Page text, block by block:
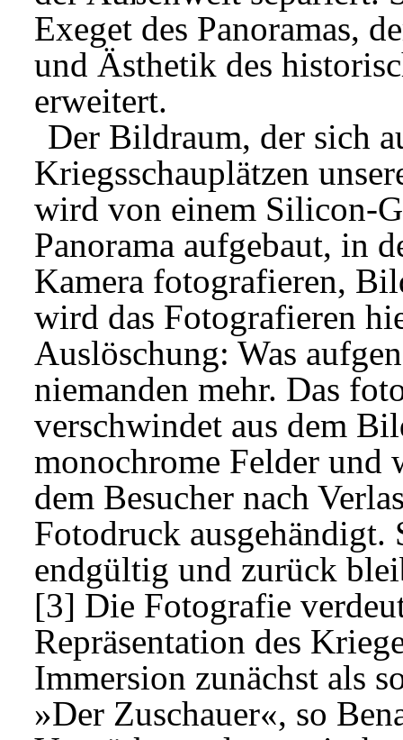
Exeget des Panoramas,
und Ästhetik des
erweitert.
Der Bildraum, der sich
Kriegsschauplätzen
wird von einem Silicon-
Panorama aufgebaut, in
Kamera fotografieren,
wird das Fotografieren
Auslöschung: Was
niemanden mehr. Das
verschwindet aus dem
monochrome Felder und
dem Besucher nach
Fotodruck
endgültig und zurück
[3] Die Fotografie
Repräsentation des
Immersion zunächst als
»Der Zuschauer«, so